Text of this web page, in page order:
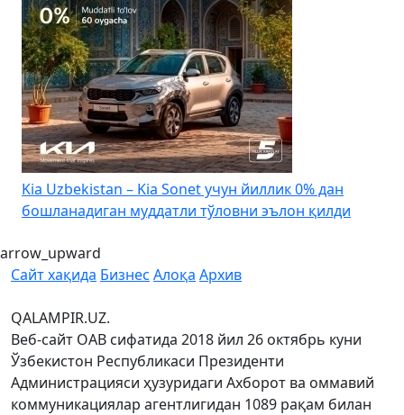
Kia Uzbekistan – Kia Sonet учун йиллик 0% дан
бошланадиган муддатли тўловни эълон қилди
arrow_upward
Сайт хақида Бизнес Алоқа Архив
QALAMPIR.UZ.
Веб-сайт ОАВ сифатида 2018 йил 26 октябрь куни
Ўзбекистон Республикаси Президенти
Администрацияси ҳузуридаги Ахборот ва оммавий
коммуникациялар агентлигидан 1089 рақам билан